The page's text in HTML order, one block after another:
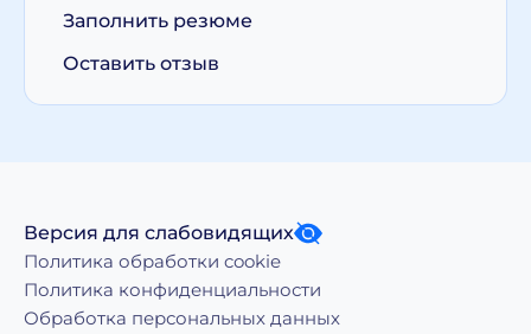
Заполнить резюме
Оставить отзыв
Версия для слабовидящих
Политика обработки cookie
Политика конфиденциальности
Обработка персональных данных